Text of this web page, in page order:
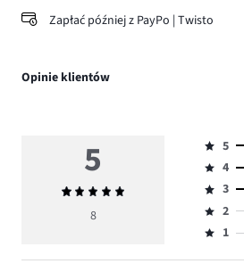
Zapłać później z PayPo | Twisto
Opinie klientów
5
Średnia
ocena
8
Ocena
5,
ilość
głosów
6.
5
Ocena
4,
ilość
głosów
4
Ocena
3,
ilość
3
Ocena
2,
2
Ocena
1,
1